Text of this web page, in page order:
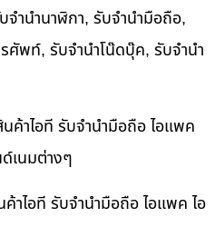
ำนำนาฬิกา, รับจำนำมือถือ,
ศัพท์, รับจำนำโน๊ดบุ๊ค, รับจำนำ
ค้าไอที รับจำนำมือถือ ไอแพค
เนมต่างๆ
าไอที รับจำนำมือถือ ไอแพค ไอ